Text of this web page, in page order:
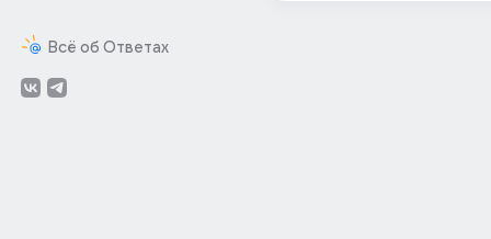
Всё об Ответах